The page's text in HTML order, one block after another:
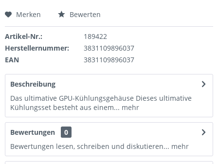
Merken Bewerten
Artikel-Nr.:
189422
Herstellernummer:
3831109896037
EAN
3831109896037
Beschreibung
Das ultimative GPU-Kühlungsgehäuse Dieses ultimative
Kühlungsset besteht aus einem... mehr
Bewertungen
0
Bewertungen lesen, schreiben und diskutieren... mehr